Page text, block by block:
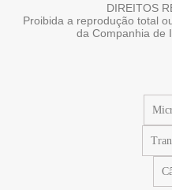
DIREITOS
Proibida a reprodução total
da Companhia de